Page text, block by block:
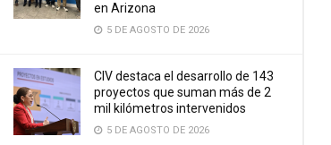
en Arizona
5 DE AGOSTO DE 2026
CIV destaca el desarrollo de 143
proyectos que suman más de 2
mil kilómetros intervenidos
5 DE AGOSTO DE 2026